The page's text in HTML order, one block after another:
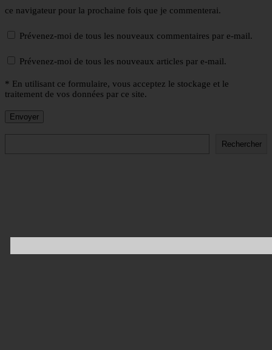
ce navigateur pour la prochaine fois que je commenterai.
Prévenez-moi de tous les nouveaux commentaires par e-mail.
Prévenez-moi de tous les nouveaux articles par e-mail.
* En utilisant ce formulaire, vous acceptez le stockage et le
traitement de vos données par ce site.
Rechercher